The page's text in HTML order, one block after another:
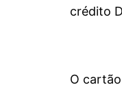
crédito
O